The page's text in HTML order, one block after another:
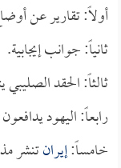
أولاً: تقارير عن
ثانياً: جوانب إيجابية.
ثالثاً: الحقد
رابعاً: اليهود
خامساً:إيرانتنشر